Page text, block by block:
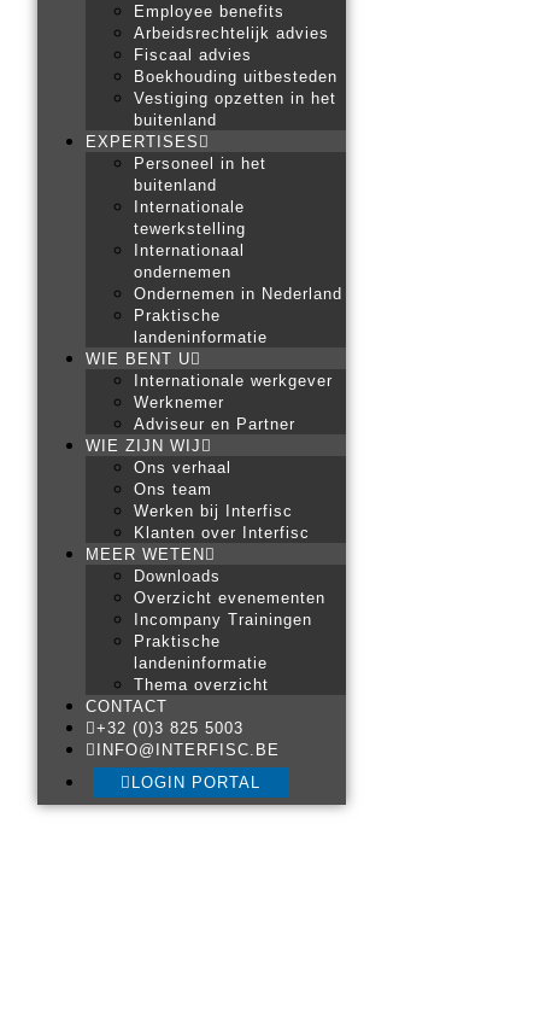
Employee benefits
Arbeidsrechtelijk advies
Fiscaal advies
Boekhouding uitbesteden
Vestiging opzetten in het
buitenland
EXPERTISES
Personeel in het
buitenland
Internationale
tewerkstelling
Internationaal
ondernemen
Ondernemen in Nederland
Praktische
landeninformatie
WIE BENT U
Internationale werkgever
Werknemer
Adviseur en Partner
WIE ZIJN WIJ
Ons verhaal
Ons team
Werken bij Interfisc
Klanten over Interfisc
MEER WETEN
Downloads
Overzicht evenementen
Incompany Trainingen
Praktische
landeninformatie
Thema overzicht
CONTACT
+32 (0)3 825 5003
INFO@INTERFISC.BE
LOGIN PORTAL